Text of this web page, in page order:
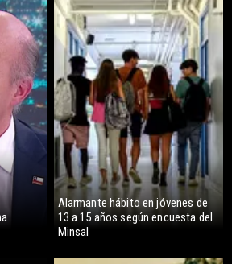
Alarmante hábito en jóvenes de
13 a 15 años según encuesta del
Minsal